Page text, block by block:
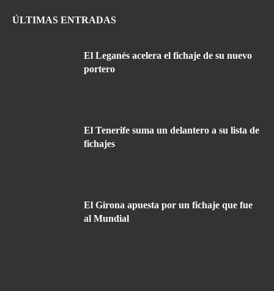
ÚLTIMAS ENTRADAS
El Leganés acelera el fichaje de su nuevo
portero
El Tenerife suma un delantero a su lista de
fichajes
El Girona apuesta por un fichaje que fue
al Mundial